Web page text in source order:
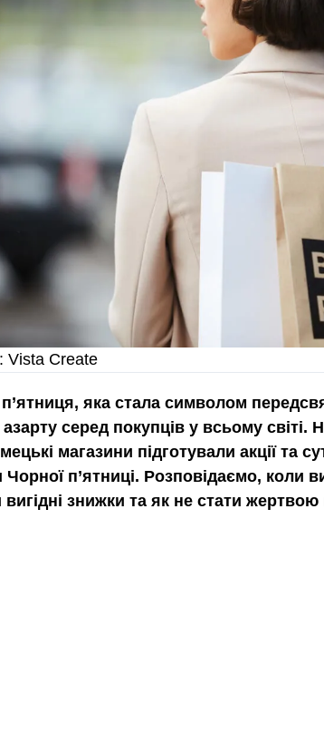
Vista Create
яка стала символом
серед покупців у всьому світі.
магазини підготували акції та
Чорної п’ятниці. Розповідаємо, коли
вигідні знижки та як не стати